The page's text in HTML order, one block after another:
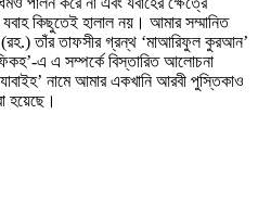
যবাহ কিছুতেই হালাল নয়। আমার সম্মানিত
(রহ.) তাঁর তাফসীর গ্রন্থ ‘মাআরিফুল কুরআন’
এ এ সম্পর্কে বিস্তারিত আলোচনা
নামে আমার একখানি আরবী পুস্তিকাও
হয়েছে।